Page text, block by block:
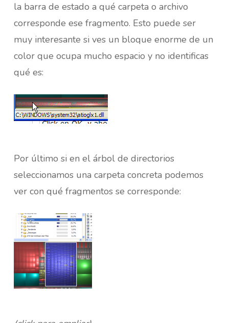
la barra de estado a qué carpeta o archivo
corresponde ese fragmento. Esto puede ser
muy interesante si ves un bloque enorme de un
color que ocupa mucho espacio y no identificas
qué es:
Por último si en el árbol de directorios
seleccionamos una carpeta concreta podemos
ver con qué fragmentos se corresponde: